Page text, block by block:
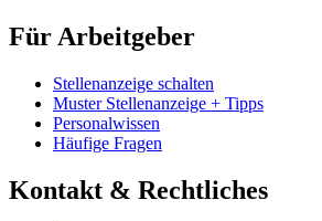
Für Arbeitgeber
Stellenanzeige schalten
Muster Stellenanzeige + Tipps
Personalwissen
Häufige Fragen
Kontakt & Rechtliches